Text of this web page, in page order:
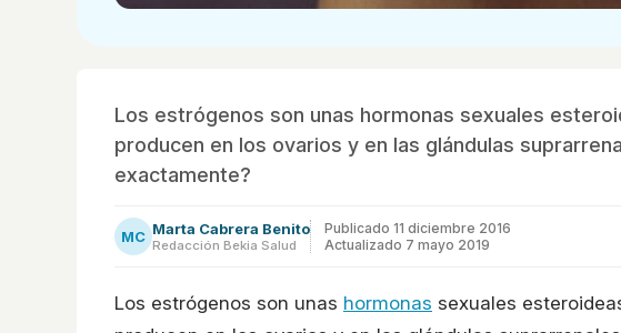
Los estrógenos son unas hormonas sexuales
producen en los ovarios y en las glándulas
exactamente?
MC Marta Cabrera Benito
Redacción Bekia Salud
Publicado 11 diciembre 2016
Actualizado 7 mayo 2019
Los estrógenos son unas hormonas sexuales